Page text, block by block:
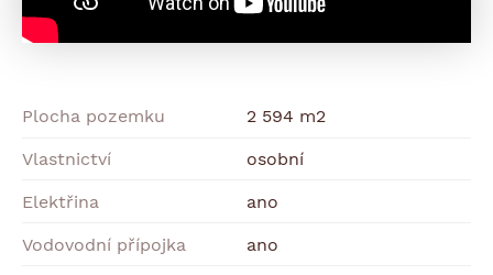
Plocha pozemku 2 594 m2
Vlastnictví osobní
Elektřina ano
Vodovodní přípojka ano